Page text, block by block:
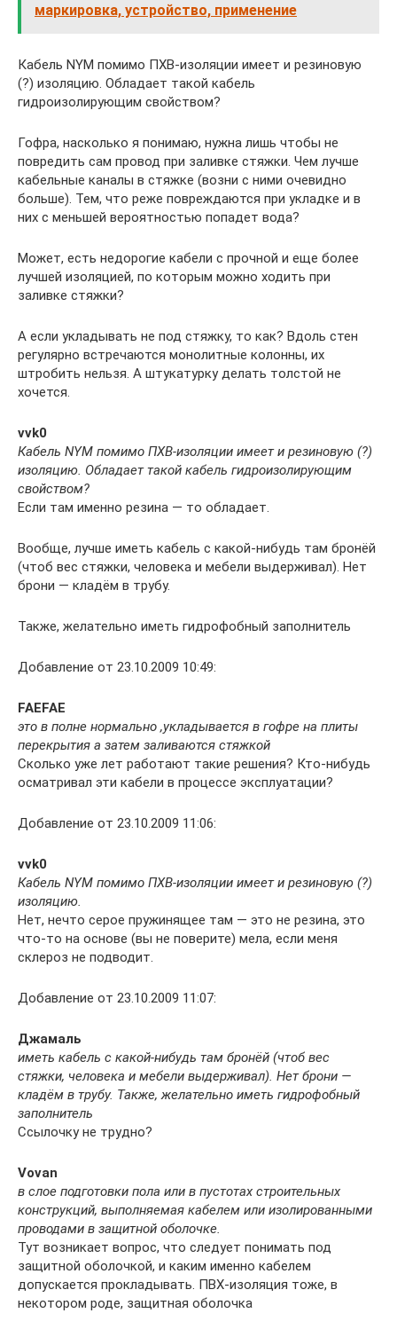
маркировка, устройство, применение
Кабель NYM помимо ПХВ-изоляции имеет и резиновую
(?) изоляцию. Обладает такой кабель
гидроизолирующим свойством?
Гофра, насколько я понимаю, нужна лишь чтобы не
повредить сам провод при заливке стяжки. Чем лучше
кабельные каналы в стяжке (возни с ними очевидно
больше). Тем, что реже повреждаются при укладке и в
них с меньшей вероятностью попадет вода?
Может, есть недорогие кабели с прочной и еще более
лучшей изоляцией, по которым можно ходить при
заливке стяжки?
А если укладывать не под стяжку, то как? Вдоль стен
регулярно встречаются монолитные колонны, их
штробить нельзя. А штукатурку делать толстой не
хочется.
vvk0
Кабель NYM помимо ПХВ-изоляции имеет и резиновую (?)
изоляцию. Обладает такой кабель гидроизолирующим
свойством?
Если там именно резина — то обладает.
Вообще, лучше иметь кабель с какой-нибудь там бронёй
(чтоб вес стяжки, человека и мебели выдерживал). Нет
брони — кладём в трубу.
Также, желательно иметь гидрофобный заполнитель
Добавление от 23.10.2009 10:49:
FAEFAE
это в полне нормально ,укладывается в гофре на плиты
перекрытия а затем заливаются стяжкой
Сколько уже лет работают такие решения? Кто-нибудь
осматривал эти кабели в процессе эксплуатации?
Добавление от 23.10.2009 11:06:
vvk0
Кабель NYM помимо ПХВ-изоляции имеет и резиновую (?)
изоляцию.
Нет, нечто серое пружинящее там — это не резина, это
что-то на основе (вы не поверите) мела, если меня
склероз не подводит.
Добавление от 23.10.2009 11:07:
Джамаль
иметь кабель с какой-нибудь там бронёй (чтоб вес
стяжки, человека и мебели выдерживал). Нет брони —
кладём в трубу. Также, желательно иметь гидрофобный
заполнитель
Ссылочку не трудно?
Vovan
в слое подготовки пола или в пустотах строительных
конструкций, выполняемая кабелем или изолированными
проводами в защитной оболочке.
Тут возникает вопрос, что следует понимать под
защитной оболочкой, и каким именно кабелем
допускается прокладывать. ПВХ-изоляция тоже, в
некотором роде, защитная оболочка